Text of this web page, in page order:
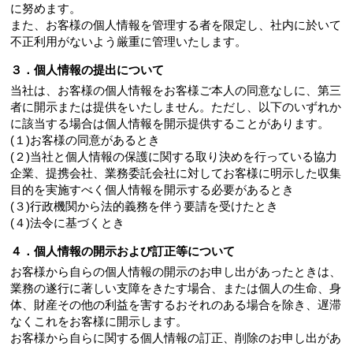
に努めます。
また、お客様の個人情報を管理する者を限定し、社内に於いて
不正利用がないよう厳重に管理いたします。
３．個人情報の提出について
当社は、お客様の個人情報をお客様ご本人の同意なしに、第三
者に開示または提供をいたしません。ただし、以下のいずれか
に該当する場合は個人情報を開示提供することがあります。
(１)お客様の同意があるとき
(２)当社と個人情報の保護に関する取り決めを行っている協力
企業、提携会社、業務委託会社に対してお客様に明示した収集
目的を実施すべく個人情報を開示する必要があるとき
(３)行政機関から法的義務を伴う要請を受けたとき
(４)法令に基づくとき
４．個人情報の開示および訂正等について
お客様から自らの個人情報の開示のお申し出があったときは、
業務の遂行に著しい支障をきたす場合、または個人の生命、身
体、財産その他の利益を害するおそれのある場合を除き、遅滞
なくこれをお客様に開示します。
お客様から自らに関する個人情報の訂正、削除のお申し出があ